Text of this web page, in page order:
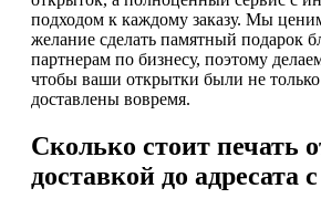
подходом к каждому заказу. Мы
желание сделать памятный подарок
партнерам по бизнесу, поэтому
чтобы ваши открытки были не
доставлены вовремя.
Сколько стоит печать
доставкой до адресата